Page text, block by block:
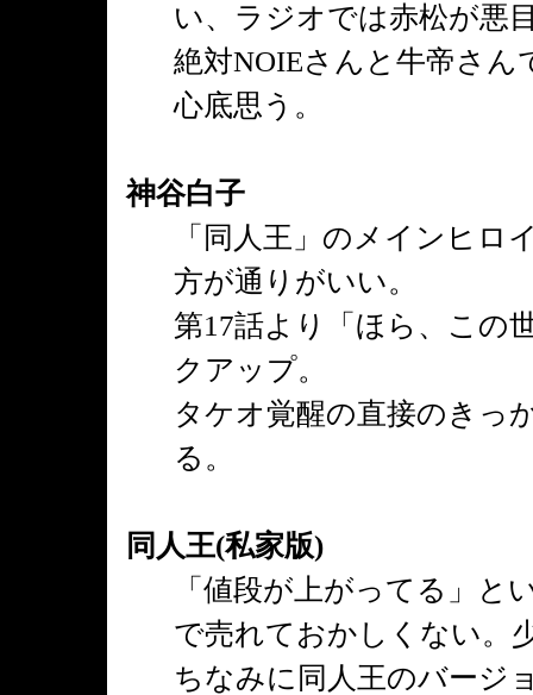
い、ラジオでは赤松が悪
絶対NOIEさんと牛帝さ
心底思う。
神谷白子
「同人王」のメインヒロ
方が通りがいい。
第17話より「ほら、この
クアップ。
タケオ覚醒の直接のきっ
る。
同人王(私家版)
「値段が上がってる」と
で売れておかしくない。
ちなみに同人王のバージ